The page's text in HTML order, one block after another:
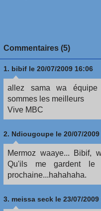
Commentaires (5)
1. bibif le 20/07/2009 16:06
allez sama wa équipe
sommes les meilleurs
Vive MBC
2. Ndiougoupe le 20/07/
Mermoz waaye... Bibif,
Qu'ils me gardent le
prochaine...hahahaha.
3. meissa seck le 23/07/2009